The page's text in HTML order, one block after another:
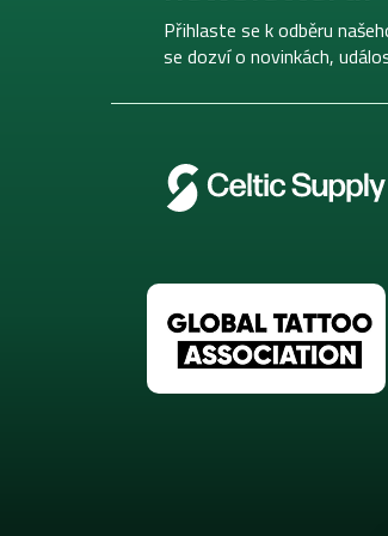
Přihlaste se k odběru
se dozví o novinkách,